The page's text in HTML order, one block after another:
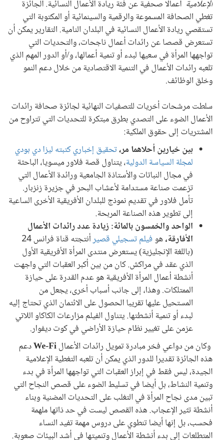
الإعلامية أعمالا صحفية عن فئة ريادة الأعمال النسائية. الجائزة
تغطي الصحافة المسموعة والرقمية والسينمائية أو المكتوبة التي
تستقصي ريادة الأعمال النسائية في البلدان النامية. التقارير يمكن أن
تستعرض قصصا عن رائدات أعمال ناجحات، والتحديات التي
تواجهها المرأة في سعيها لبدء أو تنمية أعمالها، و/أو الدور المهم الذي
تلعبه رائدات الأعمال في التنمية الاقتصادية من خلال دعم النمو
وخلق الوظائف.
سلطت مرشحات أخريات للتصفيات النهائية لجائزة صحافة رائدات
الأعمال الضوء على التصدي بطرق مبتكرة للتحديات التي تتراوح من
المشتريات إلى حقوق الملكية:
بين خيارين أحلاهما مر،تحقيق إخباري كتبته ليزا دي بودي
لمجلة السياسة الدولية، يتناول قصة فلاور ميسويا، الباحثة
في مجال النباتات والأستاذة الجامعية ورائدة الأعمال التي
تزعمت صناعة مستدامة لأعشاب البحر في جزيرة زنزبار.
تأمل فلاور في تقديم نموذج للبلدان الأفريقية الأخرى الساعية
إلى تطوير هذه الصناعة المربحة.
الواحد والخمسون بالمائة: زيادة عدد رائدات الأعمال
الأفارقة،هوفيلم تسجيلي قصير
أنتجته قناة فرانس 24
(باللغة الإنجليزية) يستعرض منتدى المرأة الأفريقية الأول
الذي عقد في مراكش. كان من بين أكبر العقبات التي واجهت
أنشطة أعمال المرأة الأفريقية هو عدم القدرة على حيازة
الممتلكات. وهذا، إلى جانب أسباب أخرى، يجعل من
المستحيل عليها تقريبا الحصول على الائتمان الذي تحتاج إليه
لبدء أو تنمية أنشطتها. يتناول الفيلم مزارعات الكاكاو اللاتي
عزمن على تغيير نظام حيازة الأراضي في كوت ديفوار.
وكان من دواعي فخر مبادرة تمويل رائدات الأعمالWe-Fiدعم
هذه الجائزة تقديرا للدور الذي يمكن أن تلعبه التغطية الإعلامية
الجيدة، ليس فقط في إبراز العقبات التي تواجهها المرأة في بدء
وتنمية النشاط، بل أيضا في تسليط الضوء على قصص النجاح التي
تبين مدى نجاح المرأة في التغلب على التحديات المضنية وبناء
أنشطة تثير الإعجاب. هذه القصص ليست في حد ذاتها ملهمة
فحسب، بل إنها أيضا تنطوي على دروس مهمة تفيد النساء
المتطلعات إلى بدء أنشطة الأعمال وتنميتها في أشد البيئات صعوبة.